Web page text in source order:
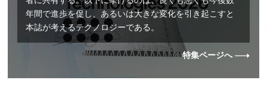
年間で進歩を促し、あるいは大きな変化を引き起こすと
本誌が考えるテクノロジーである。
特集ページへ